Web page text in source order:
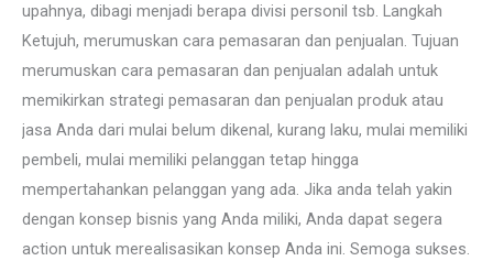
upahnya, dibagi menjadi berapa divisi personil tsb. Langkah
Ketujuh, merumuskan cara pemasaran dan penjualan. Tujuan
merumuskan cara pemasaran dan penjualan adalah untuk
memikirkan strategi pemasaran dan penjualan produk atau
jasa Anda dari mulai belum dikenal, kurang laku, mulai memiliki
pembeli, mulai memiliki pelanggan tetap hingga
mempertahankan pelanggan yang ada. Jika anda telah yakin
dengan konsep bisnis yang Anda miliki, Anda dapat segera
action untuk merealisasikan konsep Anda ini. Semoga sukses.